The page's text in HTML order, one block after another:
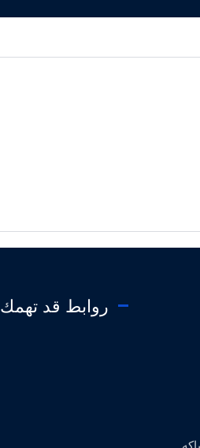
روابط قد تهمك